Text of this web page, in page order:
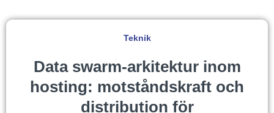
Teknik
Data swarm-arkitektur inom
hosting: motståndskraft och
distribution för